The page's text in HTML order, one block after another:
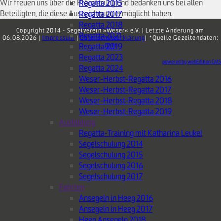
Regatta 2015
Regatta 2017
Regatta 2018
Regatta 2021
Regatta 2019
Regatta 2023
Regatta 2024
Weser-Herbst-Regatta 2016
Weser-Herbst-Regatta 2017
Weser-Herbst-Regatta 2018
Weser-Herbst-Regatta 2019
Ausbildung
Regatta-Training mit Katharina Leukel
Segelschulung 2014
Segelschulung 2015
Segelschulung 2016
Segelschulung 2017
Fahrten
Ansegeln in Heeg 2016
Ansegeln in Heeg 2017
Wir freuen uns über die Prämierung und bedanken uns bei allen
Beteiligten, die diese Auszeichnung ermöglicht haben.
Copyright 2014 - Segelverein »Weser« e.V. | Letzte Änderung am
06.08.2026 | Impressum |Datenschutzerklärung| *Quelle Gezeitendaten:
BSH
powered by webEdition CMS